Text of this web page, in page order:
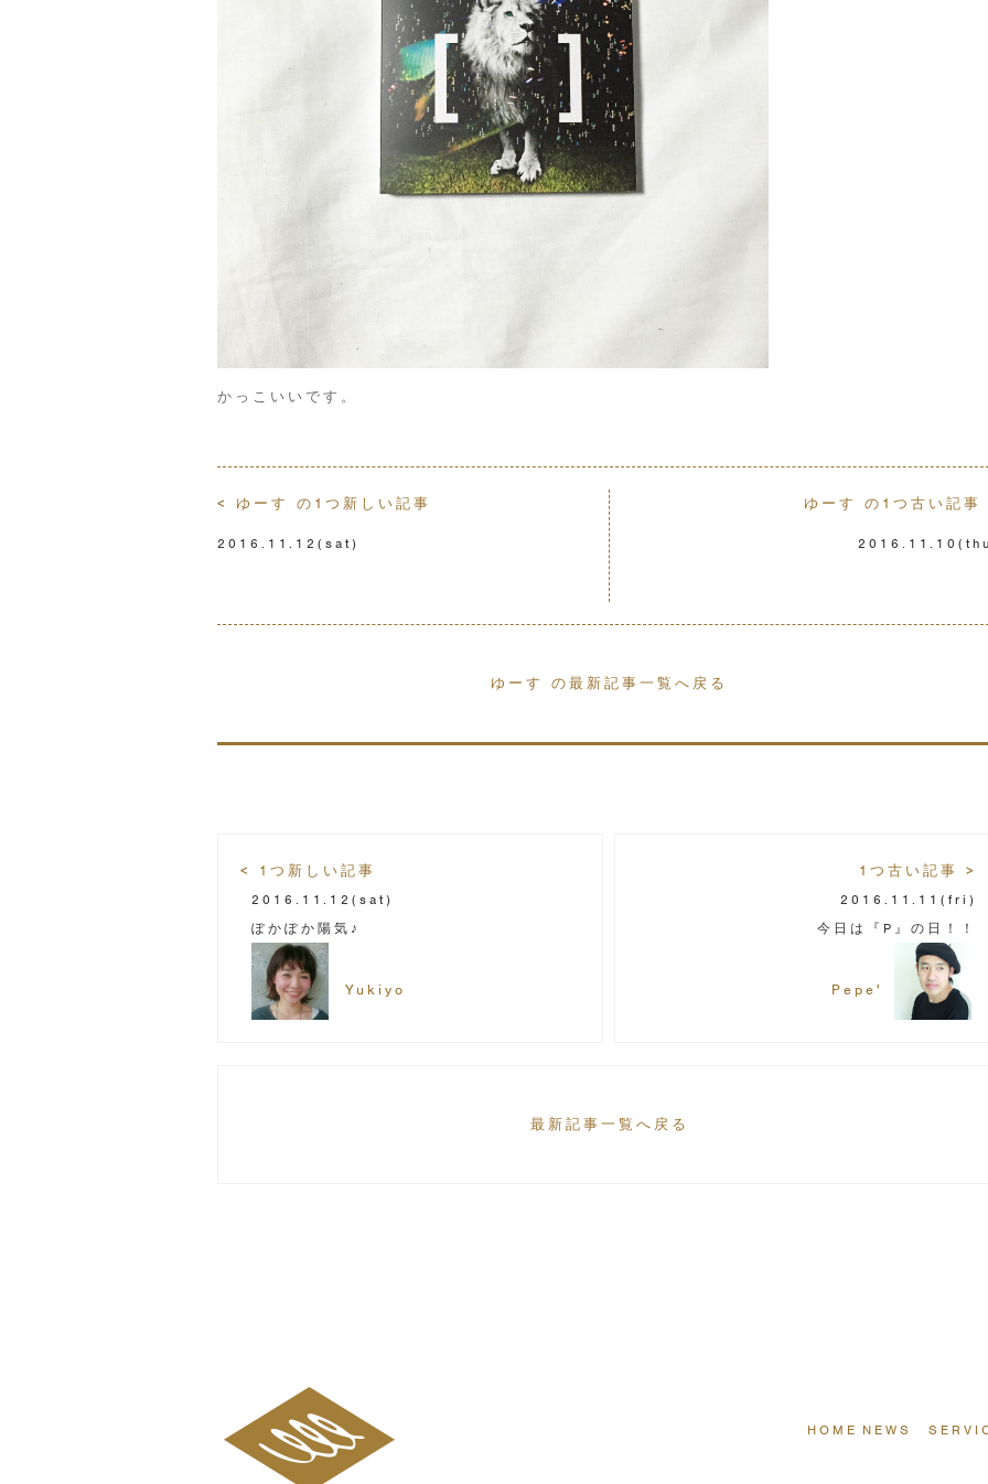
かっこいいです。
< ゆーす の1つ新しい記事
2016.11.12 (sat)
ゆーす の1つ古い記事
2016.11.10
ゆーす の最新記事一覧へ戻る
< 1つ新しい記事
2016.11.12 (sat)
ぽかぽか陽気♪
Yukiyo
1つ古い記事 >
2016.11.11 (fri)
今日は『P』の日！！
Pepe'
最新記事一覧へ戻る
HOME NEWS